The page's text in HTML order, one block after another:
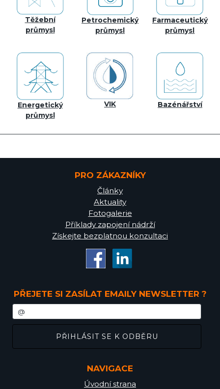
Těžební
průmysl
Petrochemický
průmysl
Farmaceutický
průmysl
Energetický
průmysl
VIK Bazénářství
PRO ZÁKAZNÍKY
Články
Aktuality
Fotogalerie
Příklady zapojení nádrží
Získejte bezplatnou konzultaci
PŘEJETE SI ZASÍLAT EMAILY NEWSLETTER ?
NAVIGACE
Úvodní strana